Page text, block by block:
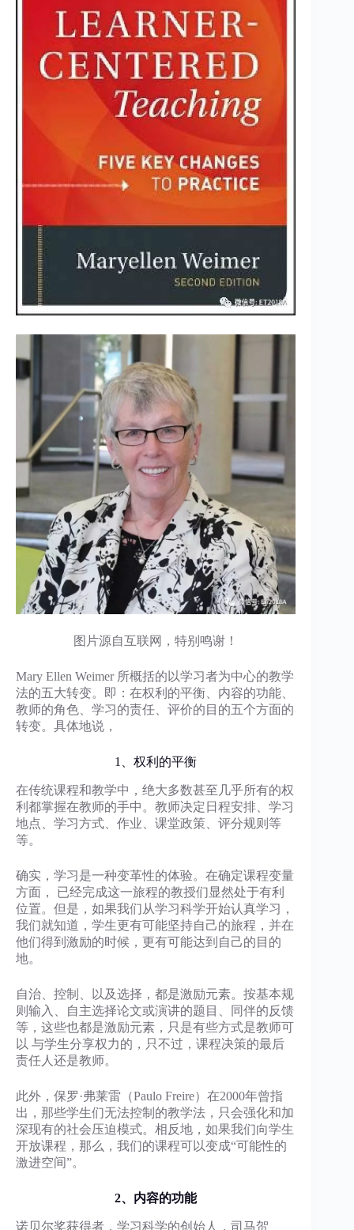
图片源自互联网，特别鸣谢！
Mary Ellen Weimer 所概括的以学习者为中心的教学
法的五大转变。即：在权利的平衡、内容的功能、
教师的角色、学习的责任、评价的目的五个方面的
转变。具体地说，
1、权利的平衡
在传统课程和教学中，绝大多数甚至几乎所有的权
利都掌握在教师的手中。教师决定日程安排、学习
地点、学习方式、作业、课堂政策、评分规则等
等。
确实，学习是一种变革性的体验。在确定课程变量
方面， 已经完成这一旅程的教授们显然处于有利
位置。但是，如果我们从学习科学开始认真学习，
我们就知道，学生更有可能坚持自己的旅程，并在
他们得到激励的时候，更有可能达到自己的目的
地。
自治、控制、以及选择，都是激励元素。按基本规
则输入、自主选择论文或演讲的题目、同伴的反馈
等，这些也都是激励元素，只是有些方式是教师可
以 与学生分享权力的，只不过，课程决策的最后
责任人还是教师。
此外，保罗·弗莱雷（Paulo Freire）在2000年曾指
出，那些学生们无法控制的教学法，只会强化和加
深现有的社会压迫模式。相反地，如果我们向学生
开放课程，那么，我们的课程可以变成“可能性的
激进空间”。
2、内容的功能
诺贝尔奖获得者，学习科学的创始人，司马贺